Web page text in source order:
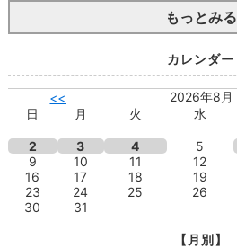
もっとみる
カレンダー
<<
2026年8月
日
月 火 水
2
3 4 5
9
10 11 12
16
17 18 19
23
24 25 26
30
31
【月別】